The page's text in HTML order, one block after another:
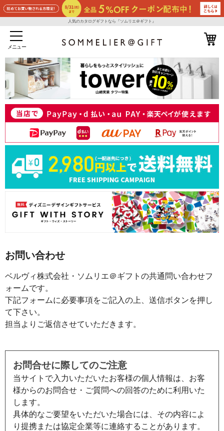
人気のカタログギフトなら『ソムリエ＠ギフト』
メニュー
お問い合わせ
ベルヴィ株式会社・ソムリエ＠ギフトの共通問い合わせフ
ォームです。
下記フォームに必要事項をご記入の上、送信ボタンを押し
て下さい。
担当よりご返信させていただきます。
お問合せに際してのご注意
当サイトで入力いただいたお客様の個人情報は、お客
様からのお問合せ・ご質問への回答のために利用いた
します。
具体的なご要望をいただいた場合には、その内容によ
り提携または協定企業等に連絡することがあります。